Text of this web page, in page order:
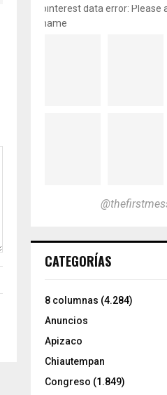
pinterest data error: Please
name
CATEGORÍAS
8 columnas (4.284)
Anuncios
Apizaco
Chiautempan
Congreso (1.849)